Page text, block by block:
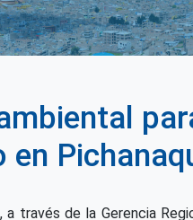
a través de la Gerencia